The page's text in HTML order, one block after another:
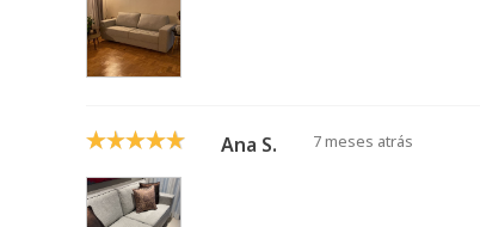
Ana S. 7 meses atrás